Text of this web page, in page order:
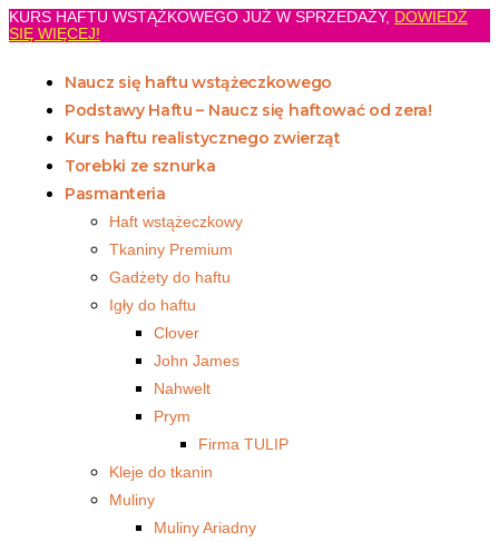
KURS HAFTU WSTĄŻKOWEGO JUŻ W SPRZEDAŻY, DOWIEDŹ
SIĘ WIĘCEJ!
Naucz się haftu wstążeczkowego
Podstawy Haftu – Naucz się haftować od zera!
Kurs haftu realistycznego zwierząt
Torebki ze sznurka
Pasmanteria
Haft wstążeczkowy
Tkaniny Premium
Gadżety do haftu
Igły do haftu
Clover
John James
Nahwelt
Prym
Firma TULIP
Kleje do tkanin
Muliny
Muliny Ariadny